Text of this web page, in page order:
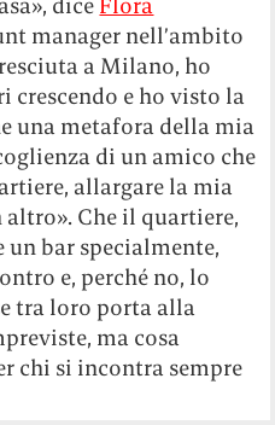
manager nell’ambito
a Milano, ho
e ho visto la
una metafora della mia
di un amico che
allargare la mia
Che il quartiere,
un bar specialmente,
e, perché no, lo
tra loro porta alla
ma cosa
chi si incontra sempre